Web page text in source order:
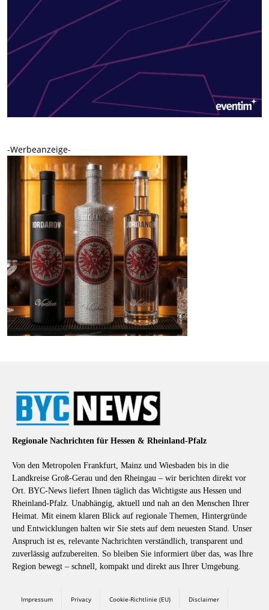
-Werbeanzeige-
Regionale Nachrichten für Hessen & Rheinland-Pfalz
Von den Metropolen Frankfurt, Mainz und Wiesbaden bis in die
Landkreise Groß-Gerau und den Rheingau – wir berichten direkt vor
Ort. BYC-News liefert Ihnen täglich das Wichtigste aus Hessen und
Rheinland-Pfalz. Unabhängig, aktuell und nah an den Menschen Ihrer
Heimat. Mit einem klaren Blick auf regionale Themen, Hintergründe
und Entwicklungen halten wir Sie stets auf dem neuesten Stand. Unser
Anspruch ist es, relevante Nachrichten verständlich, transparent und
zuverlässig aufzubereiten. So bleiben Sie informiert über das, was Ihre
Region bewegt – schnell, kompakt und direkt aus Ihrer Umgebung.
Impressum Privacy Cookie-Richtlinie (EU) Disclaimer